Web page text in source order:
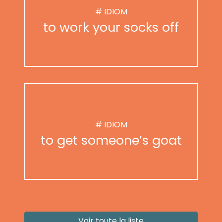
# IDIOM
to work your socks off
# IDIOM
to get someone’s goat